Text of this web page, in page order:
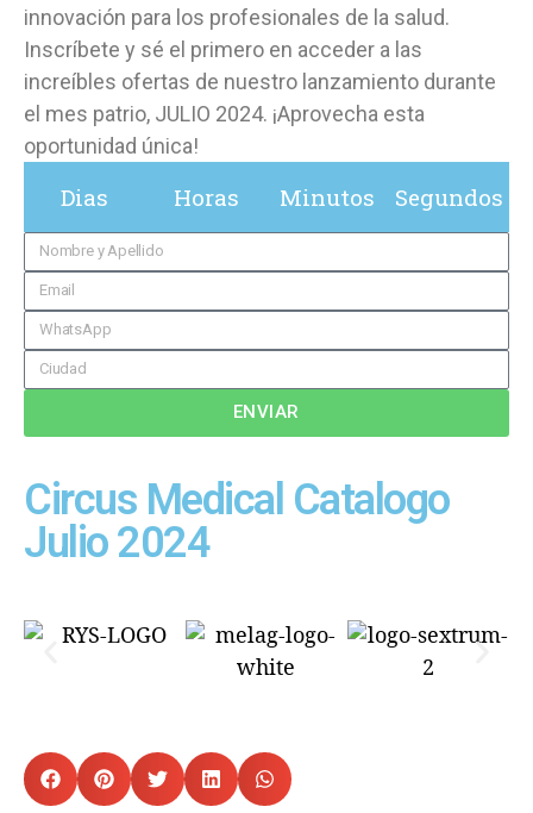
innovación para los profesionales de la salud.
Inscríbete y sé el primero en acceder a las
increíbles ofertas de nuestro lanzamiento durante
el mes patrio, JULIO 2024. ¡Aprovecha esta
oportunidad única!
Dias Horas Minutos Segundos
ENVIAR
Circus Medical Catalogo
Julio 2024